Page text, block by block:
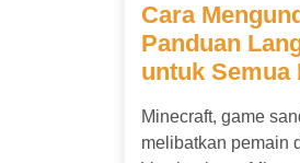
Cara
Panduan
untuk Semua
Minecraft, game
melibatkan pemain